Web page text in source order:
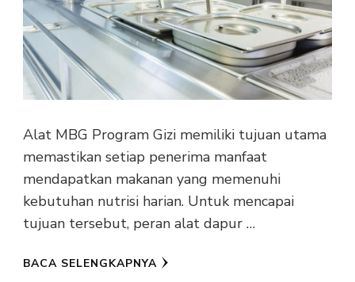
Alat MBG Program Gizi memiliki tujuan utama
memastikan setiap penerima manfaat
mendapatkan makanan yang memenuhi
kebutuhan nutrisi harian. Untuk mencapai
tujuan tersebut, peran alat dapur …
BACA SELENGKAPNYA